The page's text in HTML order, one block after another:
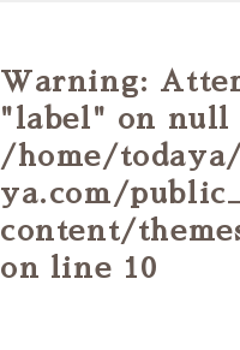
Warning:
"label" on null
/home/
ya.com/
content/
on line 10